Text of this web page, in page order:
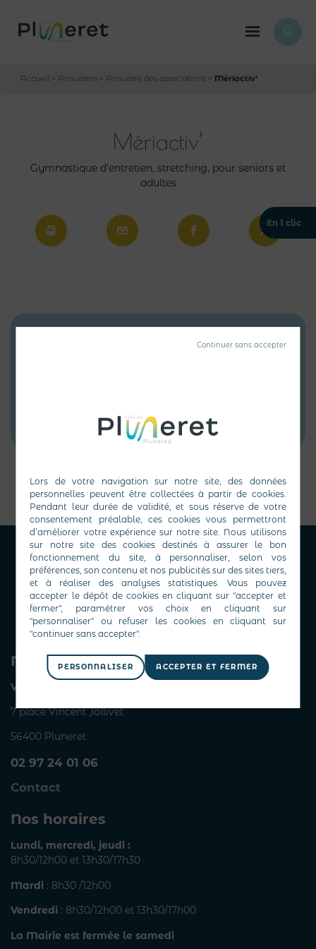
En 1 clic
Accueil > Annuaires > Annuaire des associations > Mériactiv’
Mériactiv’
Gymnastique d’entretien, stretching, pour seniors et
adultes
Nous joindre
VILLE DE PLUNERET
7 place Vincent Jollivet
56400 Pluneret
02 97 24 01 06
Contact
Nos horaires
Lundi, mercredi, jeudi :
8h30/12h00 et 13h30/17h30
Mardi : 8h30 /12h00
Vendredi : 8h30/12h00 et 13h30/17h00
La Mairie est fermée le samedi
PERSONNALISER